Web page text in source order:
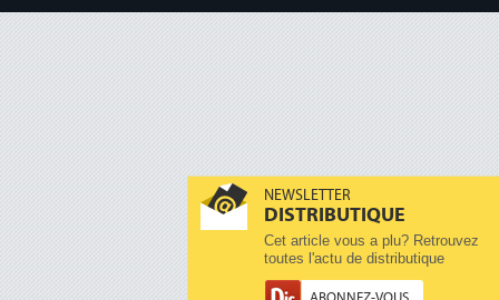
NEWSLETTER
DISTRIBUTIQUE
Cet article vous a plu? Retrouvez
toutes l'actu de distributique